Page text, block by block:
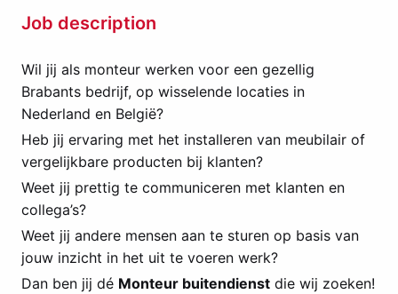
Job description
Wil jij als monteur werken voor een gezellig
Brabants bedrijf, op wisselende locaties in
Nederland en België?
Heb jij ervaring met het installeren van meubilair of
vergelijkbare producten bij klanten?
Weet jij prettig te communiceren met klanten en
collega’s?
Weet jij andere mensen aan te sturen op basis van
jouw inzicht in het uit te voeren werk?
Dan ben jij dé Monteur buitendienst die wij zoeken!